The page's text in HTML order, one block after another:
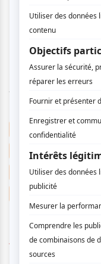
Suivez notre
Jazz de Montréal
Ayra Starr
La
Festival International
Place des Festivals
Festival
ÉGALEMENT